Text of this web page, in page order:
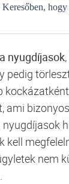
nyugdíjasok
pedig
ami
kell
nem